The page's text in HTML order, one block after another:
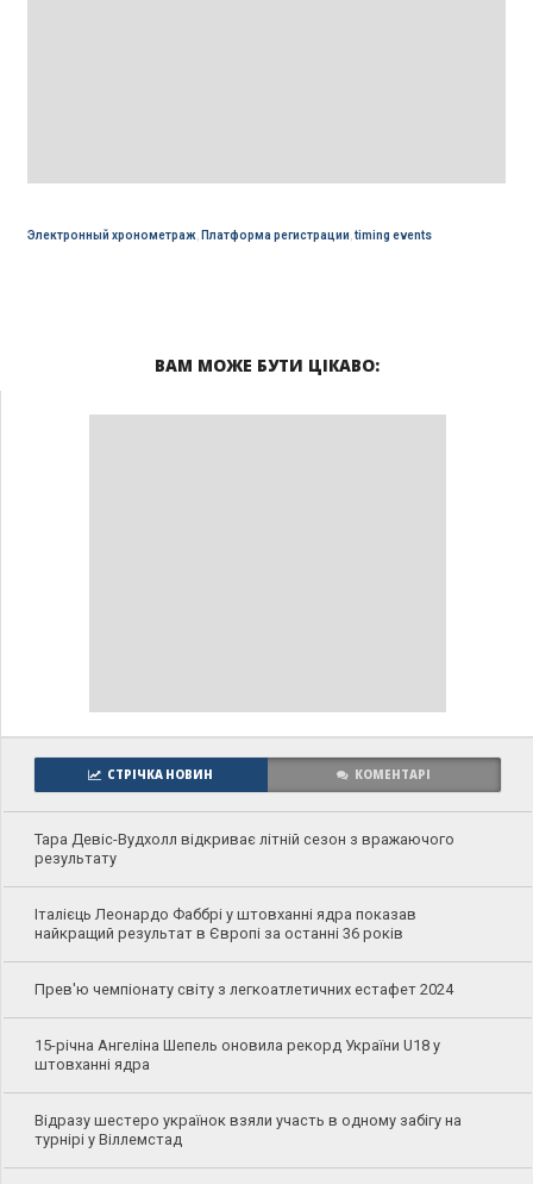
Электронный хронометраж, Платформа регистрации timing events
ВАМ МОЖЕ БУТИ ЦІКАВО:
СТРІЧКА НОВИН КОМЕНТАРІ
Тара Девіс-Вудхолл відкриває літній сезон з вражаючого
результату
Італієць Леонардо Фаббрі у штовханні ядра показав
найкращий результат в Європі за останні 36 років
Прев'ю чемпіонату світу з легкоатлетичних естафет 2024
15-річна Ангеліна Шепель оновила рекорд України U18 у
штовханні ядра
Відразу шестеро українок взяли участь в одному забігу на
турнірі у Віллемстад